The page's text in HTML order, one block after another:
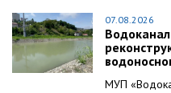
07.08.2026
МУП